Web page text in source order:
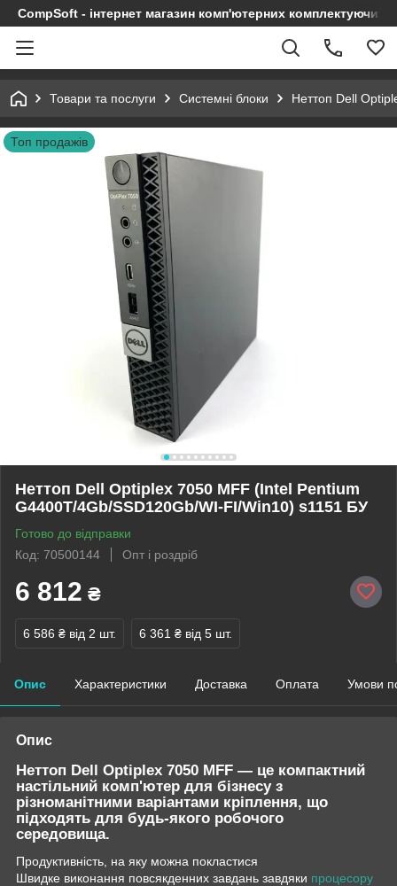
CompSoft - інтернет магазин комп'ютерних комплектуючих
Товари та послуги Системні блоки Неттоп Dell
Топ продажів
Неттоп Dell Optiplex 7050 MFF (Intel Pentium
G4400T/4Gb/SSD120Gb/WI-FI/Win10) s1151 БУ
Готово до відправки
Код: 70500144
Опт і роздріб
6 812 ₴
6 586 ₴ від 2 шт. 6 361 ₴ від 5 шт.
Опис Характеристики Доставка Оплата Умови
Опис
Неттоп Dell Optiplex 7050 MFF — це компактний
настільний комп'ютер для бізнесу з
різноманітними варіантами кріплення, що
підходять для будь-якого робочого
середовища.
Продуктивність, на яку можна покластися
Швидке виконання повсякденних завдань завдяки процесору